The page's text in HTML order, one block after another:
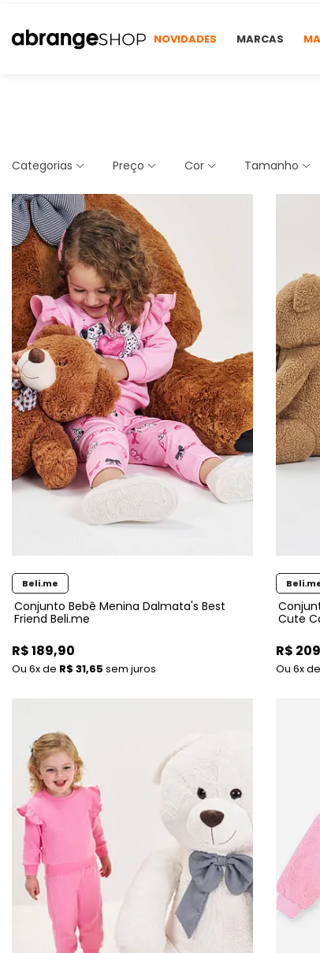
NOVIDADES MARCAS
Categorias Preço Cor Tamanho
Conjunto Bebê Menina Dalmata's Best
Friend Beli.me
Beli.me
R$ 189,90
6xde R$ 31,65 sem juros
Cute
R$
6xde